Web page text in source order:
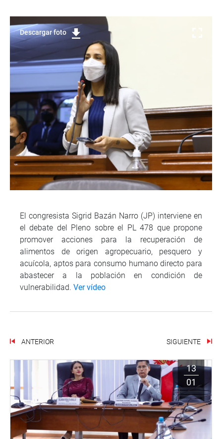
Descargar foto
El congresista Sigrid Bazán Narro (JP) interviene en
el debate del Pleno sobre el PL 478 que propone
promover acciones para la recuperación de
alimentos de origen agropecuario, pesquero y
acuícola, aptos para consumo humano directo para
abastecer a la población en condición de
vulnerabilidad. Ver vídeo
ANTERIOR SIGUIENTE
13
01